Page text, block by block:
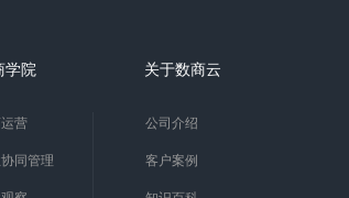
学院
营
同管理
关于数商云
公司介绍
客户案例